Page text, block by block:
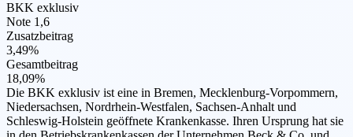
BKK exklusiv
Note 1,6
Zusatzbeitrag
3,49%
Gesamtbeitrag
18,09%
Die BKK exklusiv ist eine in Bremen, Mecklenburg-Vorpommern,
Niedersachsen, Nordrhein-Westfalen, Sachsen-Anhalt und
Schleswig-Holstein geöffnete Krankenkasse. Ihren Ursprung hat sie